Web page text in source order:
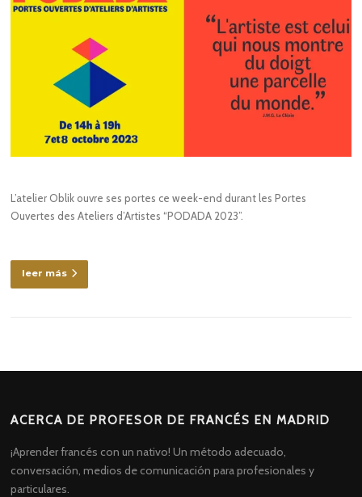
L’atelier Oblik ouvre ses portes ce week-end durant les Portes
Ouvertes des Ateliers d’Artistes “PODADA 2023”.
leer más
ACERCA DE PROFESOR DE FRANCÉS EN MADRID
¡Aprender francés con un nativo! Un método adecuado,
conversación, medios de comunicación para profesionales y
particulares.